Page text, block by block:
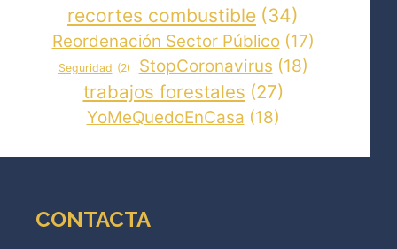
recortes combustible (34)
Reordenación Sector Público (17)
Seguridad (2) StopCoronavirus (18)
trabajos forestales (27)
YoMeQuedoEnCasa (18)
CONTACTA